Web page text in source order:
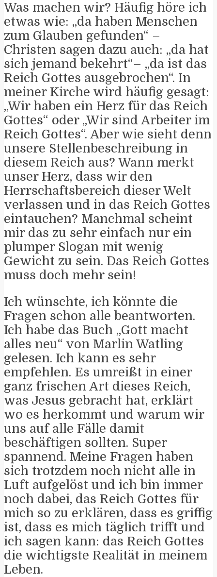
Was machen wir? Häufig höre ich
etwas wie: „da haben Menschen
zum Glauben gefunden“ –
Christen sagen dazu auch: „da hat
sich jemand bekehrt“– „da ist das
Reich Gottes ausgebrochen“. In
meiner Kirche wird häufig gesagt:
„Wir haben ein Herz für das Reich
Gottes“ oder „Wir sind Arbeiter im
Reich Gottes“. Aber wie sieht denn
unsere Stellenbeschreibung in
diesem Reich aus? Wann merkt
unser Herz, dass wir den
Herrschaftsbereich dieser Welt
verlassen und in das Reich Gottes
eintauchen? Manchmal scheint
mir das zu sehr einfach nur ein
plumper Slogan mit wenig
Gewicht zu sein. Das Reich Gottes
muss doch mehr sein!
Ich wünschte, ich könnte die
Fragen schon alle beantworten.
Ich habe das Buch „Gott macht
alles neu“ von Marlin Watling
gelesen. Ich kann es sehr
empfehlen. Es umreißt in einer
ganz frischen Art dieses Reich,
was Jesus gebracht hat, erklärt
wo es herkommt und warum wir
uns auf alle Fälle damit
beschäftigen sollten. Super
spannend. Meine Fragen haben
sich trotzdem noch nicht alle in
Luft aufgelöst und ich bin immer
noch dabei, das Reich Gottes für
mich so zu erklären, dass es griffig
ist, dass es mich täglich trifft und
ich sagen kann: das Reich Gottes
die wichtigste Realität in meinem
Leben.